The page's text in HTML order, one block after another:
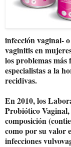
infección vaginal-
vaginitis en
los problemas más
especialistas a la
recidivas.
En 2010, los
Probiótico
composición
como por su valor
infecciones